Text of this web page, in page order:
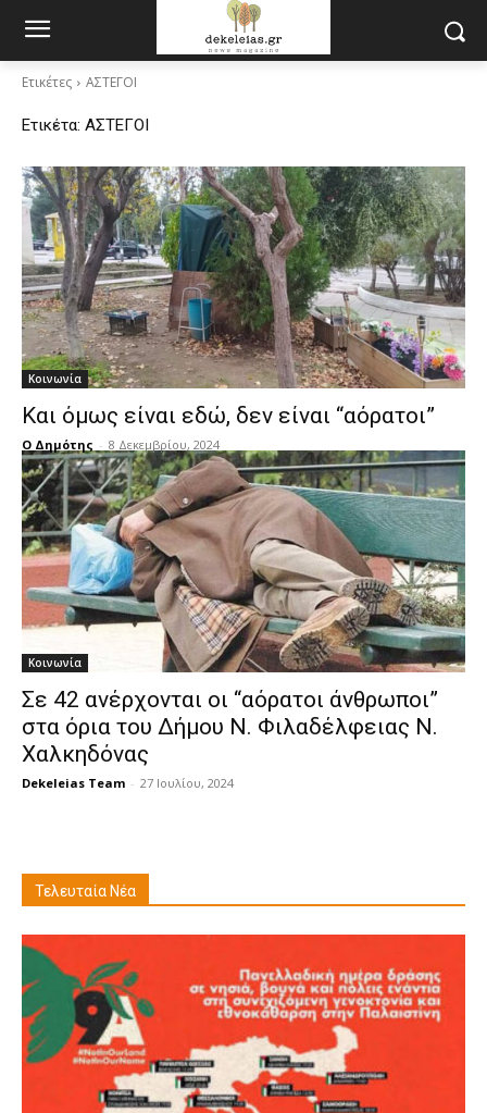
Ετικέτες ΑΣΤΕΓΟΙ
Ετικέτα: ΑΣΤΕΓΟΙ
Κοινωνία
Και όμως είναι εδώ, δεν είναι “αόρατοι”
Ο Δημότης - 8 Δεκεμβρίου, 2024
Κοινωνία
Σε 42 ανέρχονται οι “αόρατοι άνθρωποι”
στα όρια του Δήμου Ν. Φιλαδέλφειας Ν.
Χαλκηδόνας
Dekeleias Team - 27 Ιουλίου, 2024
Τελευταία Νέα